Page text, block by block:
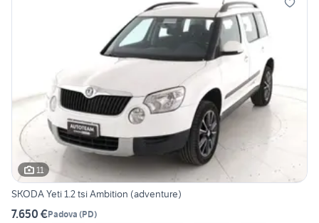
11
SKODA Yeti 1.2 tsi Ambition (adventure)
7.650 €Padova (PD)